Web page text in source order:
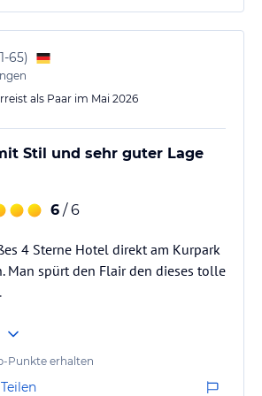
65)
als Paar im Mai 2026
Stil und sehr guter Lage
6 / 6
4 Sterne Hotel direkt am Kurpark
Man spürt den Flair den dieses tolle
Punkte erhalten
Teilen